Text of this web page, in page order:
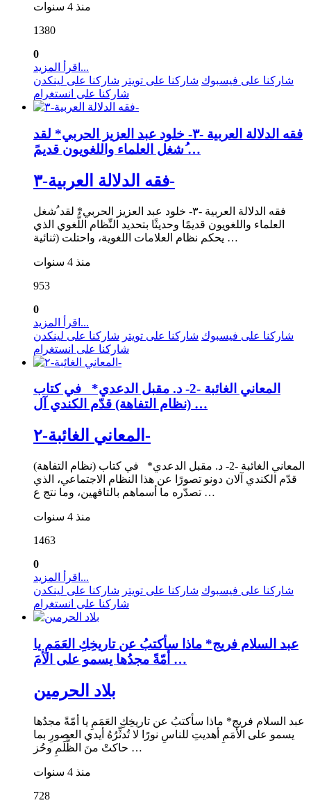
منذ 4 سنوات
1380
0
اقرأ المزيد...
شاركنا على فيسبوك شاركنا على تويتر شاركنا على لينكدن
شاركنا على انستغرام
فقه الدلالة العربية -٣- خلود عبد العزيز الحربي* لقد
ُشغل العلماء واللغويون قديمً …
فقه الدلالة العربية-٣-
فقه الدلالة العربية -٣- خلود عبد العزيز الحربي* لقد ُشغل
العلماء واللغويون قديمًا وحديثًا بتحديد النِّظام اللُّغوي الذي
يحكم نظام العلامات اللغوية، واحتلت (ثنائية …
منذ 4 سنوات
953
0
اقرأ المزيد...
شاركنا على فيسبوك شاركنا على تويتر شاركنا على لينكدن
شاركنا على انستغرام
المعاني الغائبة -2- د. مقبل الدعدي* في كتاب
(نظام التفاهة) قدّم الكندي آل …
المعاني الغائبة-٢-
المعاني الغائبة -2- د. مقبل الدعدي* في كتاب (نظام التفاهة)
قدّم الكندي آلان دونو تصورًا عن هذا النظام الاجتماعي، الذي
تصدّره ما أسماهم بالتافهين، وما نتج ع …
منذ 4 سنوات
1463
0
اقرأ المزيد...
شاركنا على فيسبوك شاركنا على تويتر شاركنا على لينكدن
شاركنا على انستغرام
عبد السلام فريج* ماذا سأكتبُ عن تاريخِكِ العَمَمِ يا
أمّةً مجدُها يسمو على الأمَ …
بلاد الحرمين
عبد السلام فريج* ماذا سأكتبُ عن تاريخِكِ العَمَمِ يا أمّةً مجدُها
يسمو على الأمَمِ أهديتِ للناسِ نورًا لا تُدثِّرُهُ أيدي العصورِ بما
حاكتْ منَ الظُّلَمِ وحُز …
منذ 4 سنوات
728